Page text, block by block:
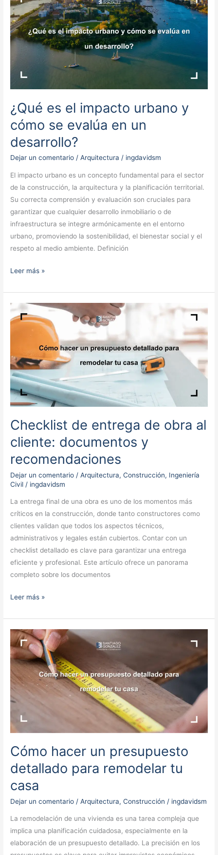
¿Qué es el impacto urbano y
cómo se evalúa en un
desarrollo?
Dejar un comentario /Arquitectura / ingdavidsm
El impacto urbano es un concepto fundamental para el sector
de la construcción, la arquitectura y la planificación territorial.
Su correcta comprensión y evaluación son cruciales para
garantizar que cualquier desarrollo inmobiliario o de
infraestructura se integre armónicamente en el entorno
urbano, promoviendo la sostenibilidad, el bienestar social y el
respeto al medio ambiente. Definición
es
el
impacto
urbano
cómo
evalúa
un
desarrollo?
Leer más »
Checklist de entrega de obra al
cliente: documentos y
recomendaciones
Dejar un comentario /Arquitectura,Construcción, Ingeniería
Civil / ingdavidsm
La entrega final de una obra es uno de los momentos más
críticos en la construcción, donde tanto constructores como
clientes validan que todos los aspectos técnicos,
administrativos y legales están cubiertos. Contar con un
checklist detallado es clave para garantizar una entrega
eficiente y profesional. Este artículo ofrece un panorama
completo sobre los documentos
Checklist
de
obra
al
cliente:
documentos
y
recomendaciones
Leer más »
Cómo hacer un presupuesto
detallado para remodelar tu
casa
Dejar un comentario /Arquitectura,Construcción / ingdavidsm
La remodelación de una vivienda es una tarea compleja que
implica una planificación cuidadosa, especialmente en la
elaboración de un presupuesto detallado. La precisión en los
Cómo
hacer
un
presupuesto
detallado
para
casa